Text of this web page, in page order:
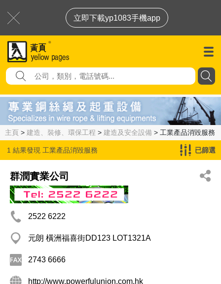
立即下載yp1083手機app
主頁 > 建造、裝修、環保工程 > 建造及安全設備 > 工業產品消毀服務
1 結果發現 工業產品消毀服務 已篩選
群潤實業公司
2522 6222
元朗 橫洲福喜街DD123 LOT1321A
2743 6666
http://www.powerfulunion.com.hk